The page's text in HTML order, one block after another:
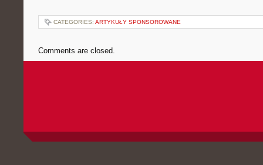
CATEGORIES: ARTYKUŁY SPONSOROWANE
Comments are closed.